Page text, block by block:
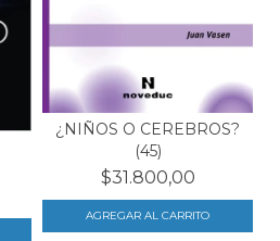
¿NIÑOS O CEREBROS?
(45)
$31.800,00